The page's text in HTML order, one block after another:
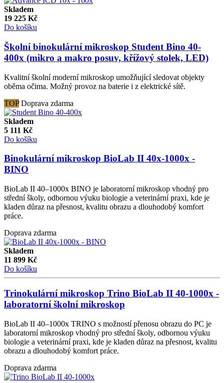
Skladem
19 225 Kč
Do košíku
Školní binokulární mikroskop Student Bino 40-
400x (mikro a makro posuv, křížový stolek, LED)
Kvalitní školní moderní mikroskop umožňující sledovat objekty
oběma očima. Možný provoz na baterie i z elektrické sítě.
TOP Doprava zdarma
Skladem
5 111 Kč
Do košíku
Binokulární mikroskop BioLab II 40x-1000x -
BINO
BioLab II 40–1000x BINO je laboratorní mikroskop vhodný pro
střední školy, odbornou výuku biologie a veterinární praxi, kde je
kladen důraz na přesnost, kvalitu obrazu a dlouhodobý komfort
práce.
Doprava zdarma
Skladem
11 899 Kč
Do košíku
Trinokulární mikroskop Trino BioLab II 40-1000x -
laboratorní školní mikroskop
BioLab II 40–1000x TRINO s možností přenosu obrazu do PC je
laboratorní mikroskop vhodný pro střední školy, odbornou výuku
biologie a veterinární praxi, kde je kladen důraz na přesnost, kvalitu
obrazu a dlouhodobý komfort práce.
Doprava zdarma